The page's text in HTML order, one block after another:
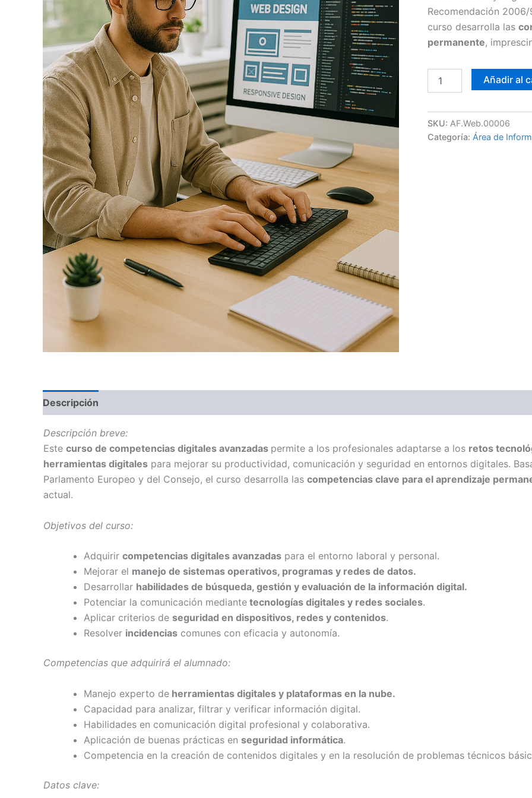
Recomendación
curso desarrolla las
permanente,
Añadir al
SKU: AF.Web.00006
Categoría: Área de
Descripción
Descripción breve:
Este curso de competencias digitales avanzadas permite a los profesionales adaptarse a los retos
herramientas digitales para mejorar su productividad, comunicación y seguridad en entornos digitales.
Parlamento Europeo y del Consejo, el curso desarrolla las competencias clave para el aprendizaje
actual.
Objetivos del curso:
Adquirir competencias digitales avanzadas para el entorno laboral y personal.
Mejorar el manejo de sistemas operativos, programas y redes de datos.
Desarrollar habilidades de búsqueda, gestión y evaluación de la información digital.
Potenciar la comunicación mediante tecnologías digitales y redes sociales.
Aplicar criterios de seguridad en dispositivos, redes y contenidos.
Resolver incidencias comunes con eficacia y autonomía.
Competencias que adquirirá el alumnado:
Manejo experto de herramientas digitales y plataformas en la nube.
Capacidad para analizar, filtrar y verificar información digital.
Habilidades en comunicación digital profesional y colaborativa.
Aplicación de buenas prácticas en seguridad informática.
Competencia en la creación de contenidos digitales y en la resolución de problemas técnicos
Datos clave: